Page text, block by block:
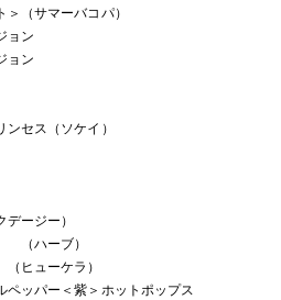
（サマーバコパ）
ョン
ョン
セス（ソケイ）
ージー）
ーブ）
ューケラ）
ッパー＜紫＞ホットポップス